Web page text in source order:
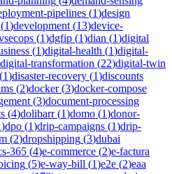
pipelines (1)design
1)development (13)device-
(1)dgfip (1)dian (1)digital
(1)digital-health (1)digital-
digital-transformation (22)digital-twin
(1)disaster-recovery (1)discounts
(2)docker(3)docker-compose
(3)document-processing
(4)dolibarr(1)domo (1)donor-
)dpo (1)drip-campaigns (1)drip-
(2)dropshipping (3)dubai
365 (4)e-commerce (2)e-factura
(5)e-way-bill (1)e2e (2)eaa